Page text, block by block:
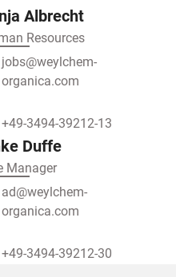
Albrecht
Resources
jobs@weylchem-
organica.com
+49-3494-39212-13
Duffe
Manager
ad@weylchem-
organica.com
+49-3494-39212-30